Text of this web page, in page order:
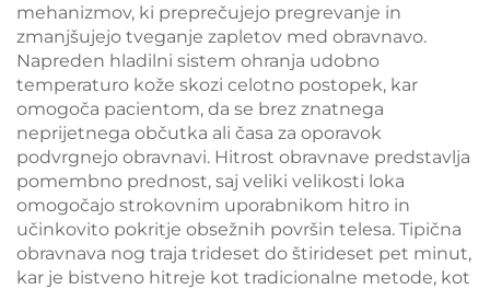
mehanizmov, ki preprečujejo pregrevanje in
zmanjšujejo tveganje zapletov med obravnavo.
Napreden hladilni sistem ohranja udobno
temperaturo kože skozi celotno postopek, kar
omogoča pacientom, da se brez znatnega
neprijetnega občutka ali časa za oporavok
podvrgnejo obravnavi. Hitrost obravnave predstavlja
pomembno prednost, saj veliki velikosti loka
omogočajo strokovnim uporabnikom hitro in
učinkovito pokritje obsežnih površin telesa. Tipična
obravnava nog traja trideset do štirideset pet minut,
kar je bistveno hitreje kot tradicionalne metode, kot